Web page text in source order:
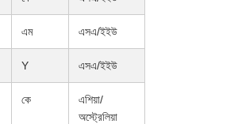
এম এসএ/ইইউ
Y এসএ/ইইউ
কে
এশিয়া/
অস্ট্রেলিয়া